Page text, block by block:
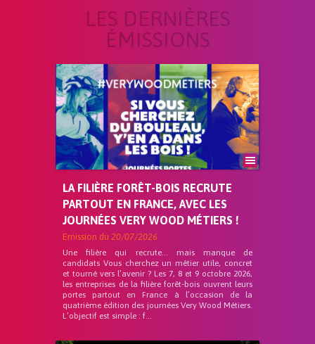
LES DERNIÈRES
ÉMISSIONS
LA FILIÈRE FORÊT-BOIS RECRUTE
PARTOUT EN FRANCE, AVEC LES
JOURNÉES VERY WOOD MÉTIERS !
Emission du 20/07/2026
Une filière qui recrute… mais manque de
candidats Vous cherchez un métier utile, concret
et tourné vers l’avenir ? Les 7, 8 et 9 octobre 2026,
les entreprises de la filière forêt-bois ouvrent leurs
portes partout en France à l’occasion de la
quatrième édition des journées Very Wood Métiers.
L’objectif est simple : f...